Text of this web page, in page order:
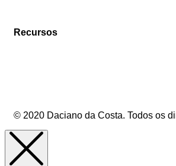
Recursos
© 2020 Daciano da Costa. Todos os